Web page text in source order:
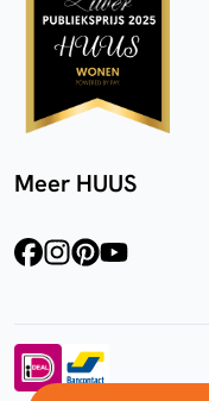
Meer HUUS
facebookinstagram
pinterest
youtube